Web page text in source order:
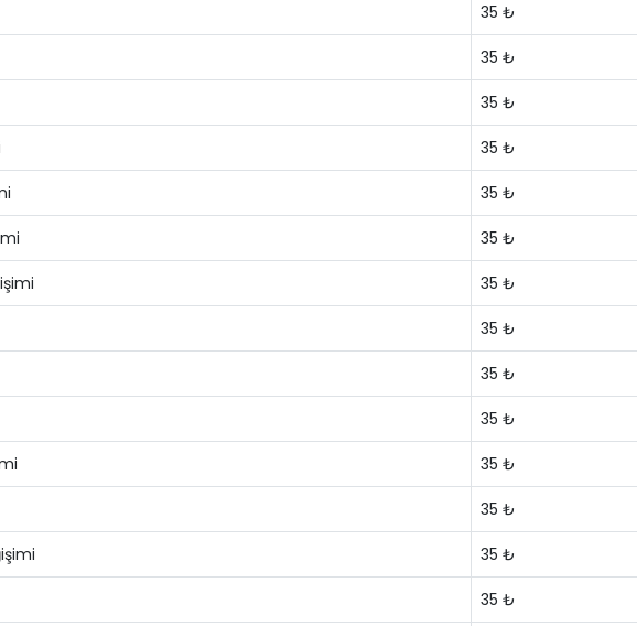
35 ₺
35 ₺
35 ₺
35 ₺
35 ₺
35 ₺
35 ₺
35 ₺
35 ₺
35 ₺
35 ₺
35 ₺
35 ₺
35 ₺